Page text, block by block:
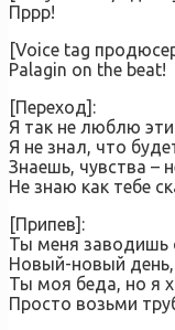
Пррр!
[Voice tag
Palagin on the beat!
[Переход]:
Я так не люблю
Я не знал, что
Знаешь, чувства –
Не знаю как тебе
[Припев]:
Ты меня заводишь
Новый-новый день,
Ты моя беда, но я
Просто возьми